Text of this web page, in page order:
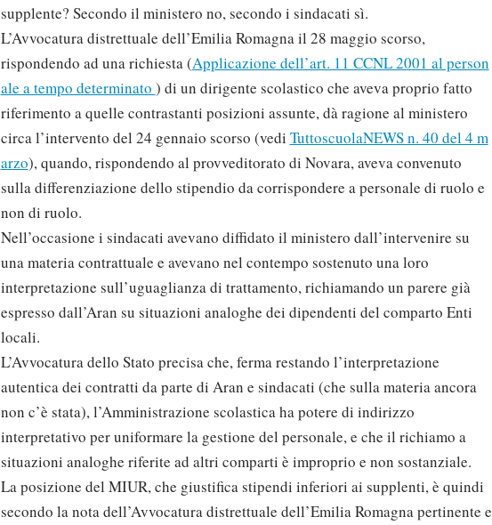
supplente? Secondo il ministero no, secondo i sindacati sì.
L’Avvocatura distrettuale dell’Emilia Romagna il 28 maggio scorso,
rispondendo ad una richiesta (Applicazione dell’art. 11 CCNL 2001 al person
ale a tempo determinato ) di un dirigente scolastico che aveva proprio fatto
riferimento a quelle contrastanti posizioni assunte, dà ragione al ministero
circa l’intervento del 24 gennaio scorso (vedi TuttoscuolaNEWS n. 40 del 4 m
arzo), quando, rispondendo al provveditorato di Novara, aveva convenuto
sulla differenziazione dello stipendio da corrispondere a personale di ruolo e
non di ruolo.
Nell’occasione i sindacati avevano diffidato il ministero dall’intervenire su
una materia contrattuale e avevano nel contempo sostenuto una loro
interpretazione sull’uguaglianza di trattamento, richiamando un parere già
espresso dall’Aran su situazioni analoghe dei dipendenti del comparto Enti
locali.
L’Avvocatura dello Stato precisa che, ferma restando l’interpretazione
autentica dei contratti da parte di Aran e sindacati (che sulla materia ancora
non c’è stata), l’Amministrazione scolastica ha potere di indirizzo
interpretativo per uniformare la gestione del personale, e che il richiamo a
situazioni analoghe riferite ad altri comparti è improprio e non sostanziale.
La posizione del MIUR, che giustifica stipendi inferiori ai supplenti, è quindi
secondo la nota dell’Avvocatura distrettuale dell’Emilia Romagna pertinente e